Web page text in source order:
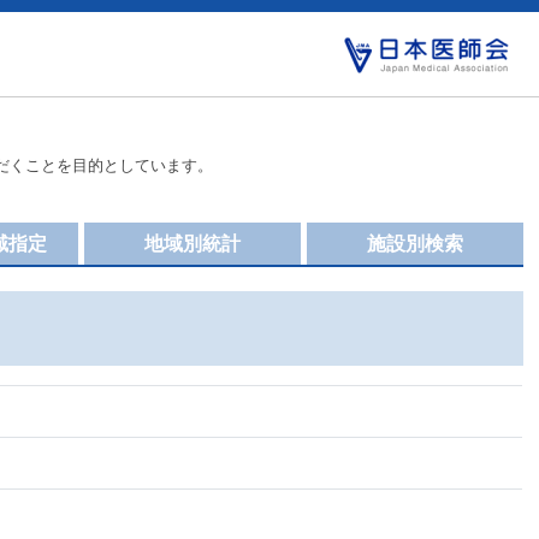
ことを目的としています。
施設別検索
地域別統計
指定